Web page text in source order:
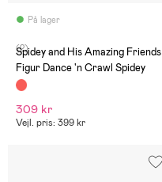
På lager
(2)
Spidey and His Amazing Friends
Figur Dance 'n Crawl Spidey
309 kr
Vejl. pris: 399 kr